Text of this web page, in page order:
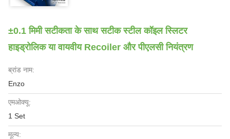
±0.1 मिमी सटीकता के साथ सटीक स्टील कॉइल स्लिटर
हाइड्रोलिक या वायवीय Recoiler और पीएलसी नियंत्रण
ब्रांड नाम:
Enzo
एमओक्यू:
1 Set
मूल्य: